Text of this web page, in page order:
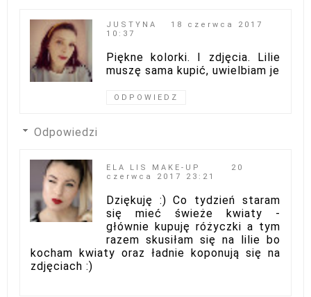
JUSTYNA
18 czerwca 2017
10:37
Piękne kolorki. I zdjęcia. Lilie
muszę sama kupić, uwielbiam je
ODPOWIEDZ
Odpowiedzi
ELA LIS MAKE-UP
20
czerwca 2017 23:21
Dziękuję :) Co tydzień staram
się mieć świeże kwiaty -
głównie kupuję różyczki a tym
razem skusiłam się na lilie bo
kocham kwiaty oraz ładnie koponują się na
zdjęciach :)